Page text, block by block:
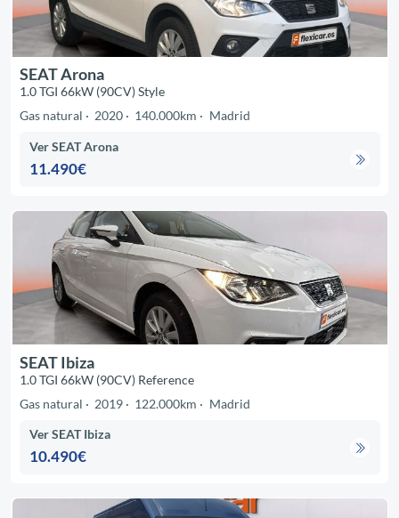
SEAT Arona
1.0 TGI 66kW (90CV) Style
Gas natural
2020 140.000km Madrid
Ver SEAT Arona
11.490€
SEAT Ibiza
1.0 TGI 66kW (90CV) Reference
Gas natural
2019 122.000km Madrid
Ver SEAT Ibiza
10.490€